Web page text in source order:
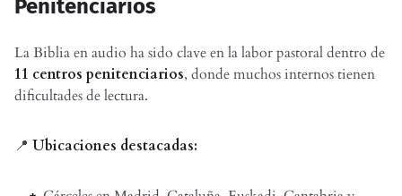
Penitenciarios
La Biblia en audio ha sido clave en la labor pastoral dentro de
11 centros penitenciarios, donde muchos internos tienen
dificultades de lectura.
📍 Ubicaciones destacadas: